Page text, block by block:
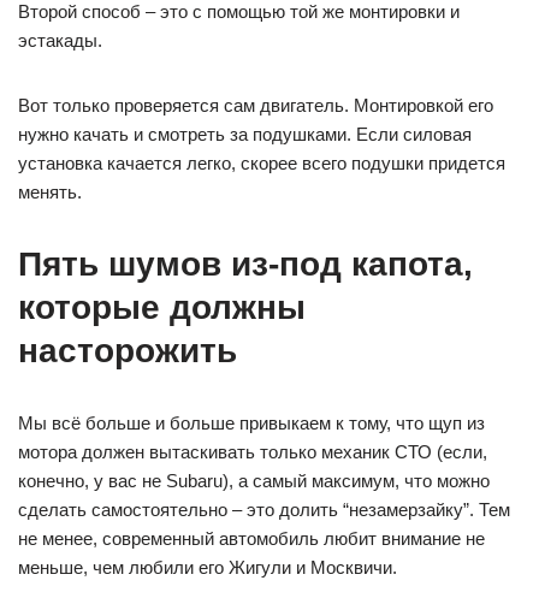
Второй способ – это с помощью той же монтировки и
эстакады.
Вот только проверяется сам двигатель. Монтировкой его
нужно качать и смотреть за подушками. Если силовая
установка качается легко, скорее всего подушки придется
менять.
Пять шумов из-под капота,
которые должны
насторожить
Мы всё больше и больше привыкаем к тому, что щуп из
мотора должен вытаскивать только механик СТО (если,
конечно, у вас не Subaru), а самый максимум, что можно
сделать самостоятельно – это долить “незамерзайку”. Тем
не менее, современный автомобиль любит внимание не
меньше, чем любили его Жигули и Москвичи.